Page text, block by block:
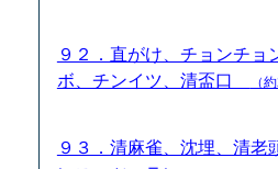
９２．直がけ、チョンチョ
ボ、チンイツ、清盃口
（
９３．清麻雀、沈埋、清老